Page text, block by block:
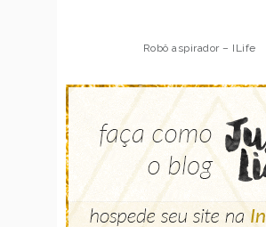
Robô aspirador – Multilaser